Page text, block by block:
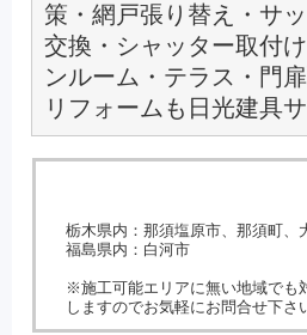
策・網戸張り替え・サ
交換・シャッター取付
ンルーム・テラス・門
リフォームも日光建具
栃木県内：那須塩原市、那須町、
福島県内：白河市
※施工可能エリアに無い地域でも
しますのでお気軽にお問合せ下さ